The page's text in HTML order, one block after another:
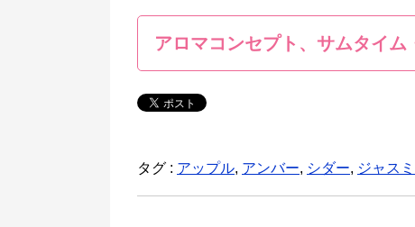
アロマコンセプト、サムタイ
タグ : アップル, アンバー, シダー, ジャス